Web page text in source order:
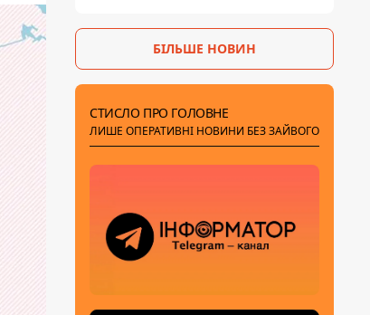
БІЛЬШЕ НОВИН
СТИСЛО ПРО ГОЛОВНЕ
ЛИШЕ ОПЕРАТИВНІ НОВИНИ БЕЗ ЗАЙВОГО